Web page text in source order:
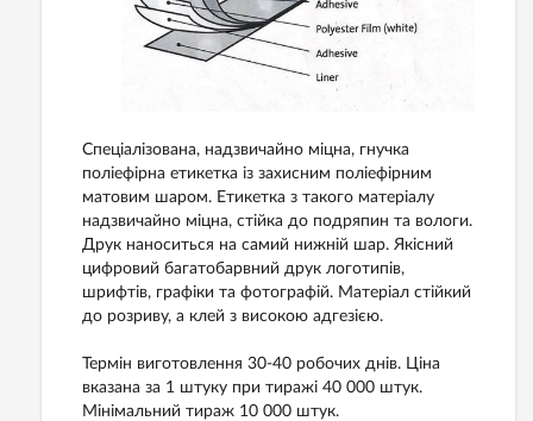
Спеціалізована, надзвичайно міцна, гнучка
поліефірна етикетка із захисним поліефірним
матовим шаром. Етикетка з такого матеріалу
надзвичайно міцна, стійка до подряпин та вологи.
Друк наноситься на самий нижній шар. Якісний
цифровий багатобарвний друк логотипів,
шрифтів, графіки та фотографій. Матеріал стійкий
до розриву, а клей з високою адгезією.
Термін виготовлення 30-40 робочих днів. Ціна
вказана за 1 штуку при тиражі 40 000 штук.
Мінімальний тираж 10 000 штук.